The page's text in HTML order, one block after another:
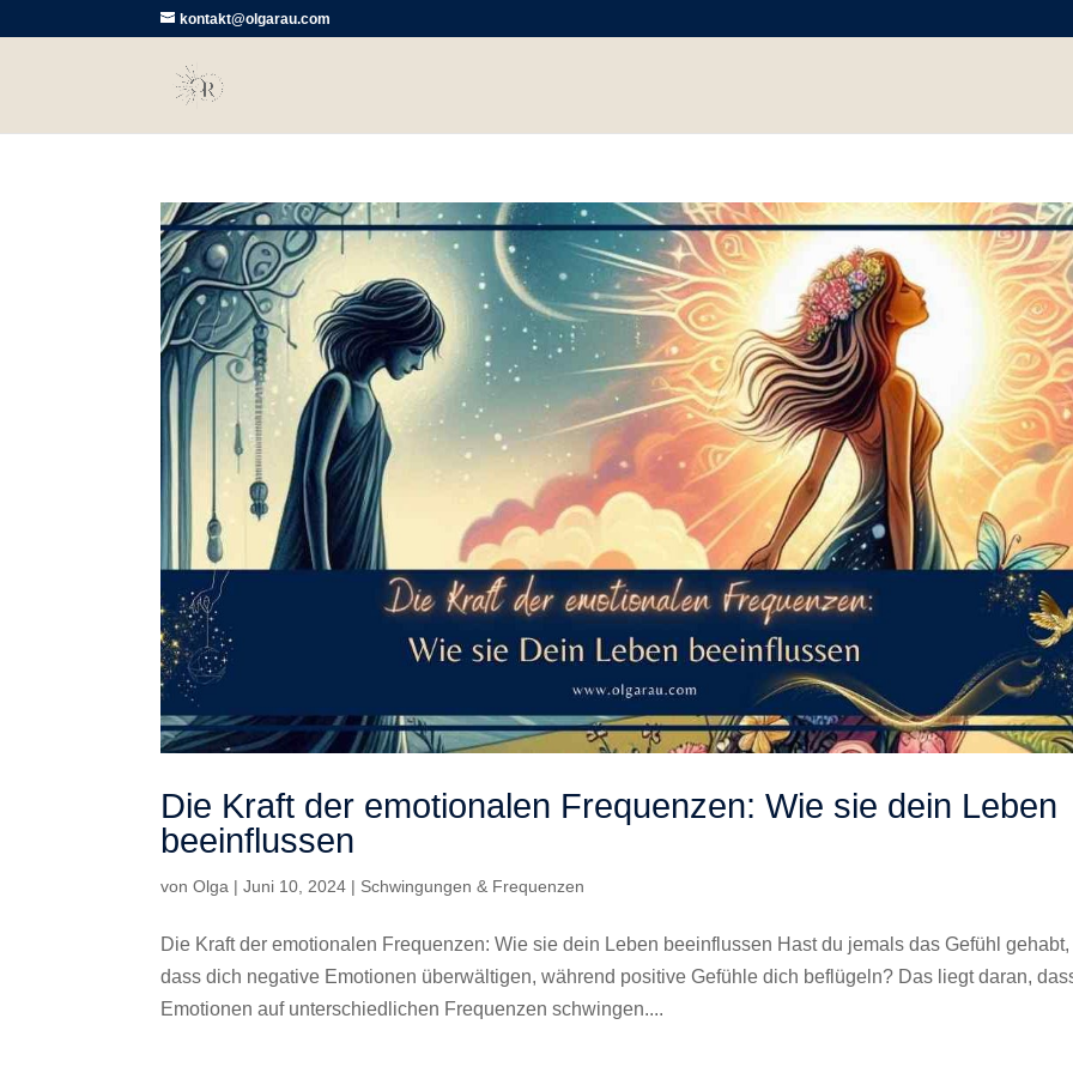
kontakt@olgarau.com
Die Kraft der emotionalen Frequenzen: Wie sie dein Leben
beeinflussen
vonOlga |Juni 10, 2024 | Schwingungen & Frequenzen
Die Kraft der emotionalen Frequenzen: Wie sie dein Leben beeinflussen Hast du jemals das Gefühl gehabt,
dass dich negative Emotionen überwältigen, während positive Gefühle dich beflügeln? Das liegt daran,
Emotionen auf unterschiedlichen Frequenzen schwingen....